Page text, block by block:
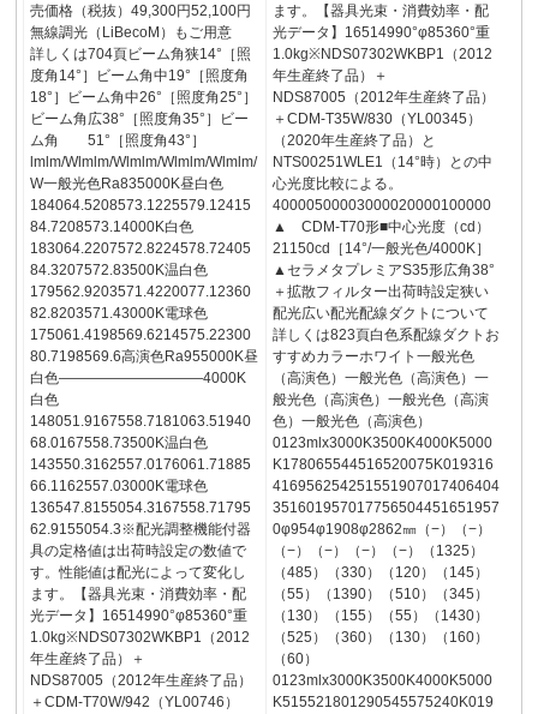
売価格（税抜）49,300円52,100円
無線調光（LiBecoM）もご用意
詳しくは704頁ビーム角狭14°［照
度角14°］ビーム角中19°［照度角
18°］ビーム角中26°［照度角25°］
ビーム角広38°［照度角35°］ビー
ム角 51°［照度角43°］
lmlm/Wlmlm/Wlmlm/Wlmlm/Wlmlm/
W一般光色Ra835000K昼白色
184064.5208573.1225579.12415
84.7208573.14000K白色
183064.2207572.8224578.72405
84.3207572.83500K温白色
179562.9203571.4220077.12360
82.8203571.43000K電球色
175061.4198569.6214575.22300
80.7198569.6高演色Ra955000K昼
白色――――――――――4000K
白色
148051.9167558.7181063.51940
68.0167558.73500K温白色
143550.3162557.0176061.71885
66.1162557.03000K電球色
136547.8155054.3167558.71795
62.9155054.3※配光調整機能付器
具の定格値は出荷時設定の数値で
す。性能値は配光によって変化し
ます。【器具光束・消費効率・配
光データ】16514990°φ85360°重
1.0kg※NDS07302WKBP1（2012
年生産終了品）＋
NDS87005（2012年生産終了品）
＋CDM-T70W/942（YL00746）
ます。【器具光束・消費効率・配
光データ】16514990°φ85360°重
1.0kg※NDS07302WKBP1（2012
年生産終了品）＋
NDS87005（2012年生産終了品）
＋CDM-T35W/830（YL00345）
（2020年生産終了品）と
NTS00251WLE1（14°時）との中
心光度比較による。
40000500003000020000100000
▲ CDM-T70形■中心光度（cd）
21150cd［14°/一般光色/4000K］
▲セラメタプレミアS35形広角38°
＋拡散フィルター出荷時設定狭い
配光広い配光配線ダクトについて
詳しくは823頁白色系配線ダクトお
すすめカラーホワイト一般光色
（高演色）一般光色（高演色）一
般光色（高演色）一般光色（高演
色）一般光色（高演色）
0123mlx3000K3500K4000K5000
K178065544516520075K019316
416956254251551907017406404
351601957017756504451651957
0φ954φ1908φ2862㎜（−）（−）
（−）（−）（−）（−）（1325）
（485）（330）（120）（145）
（55）（1390）（510）（345）
（130）（155）（55）（1430）
（525）（360）（130）（160）
（60）
0123mlx3000K3500K4000K5000
K515521801290545575240K019